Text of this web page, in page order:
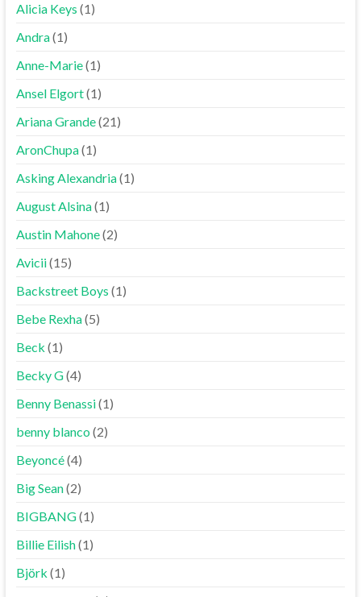
Alicia Keys (1)
Andra(1)
Anne-Marie(1)
Ansel Elgort(1)
Ariana Grande(21)
AronChupa(1)
Asking Alexandria(1)
August Alsina(1)
Austin Mahone(2)
Avicii(15)
Backstreet Boys (1)
Bebe Rexha(5)
Beck (1)
Becky G(4)
Benny Benassi(1)
benny blanco(2)
Beyoncé(4)
Big Sean(2)
BIGBANG(1)
Billie Eilish(1)
Björk (1)